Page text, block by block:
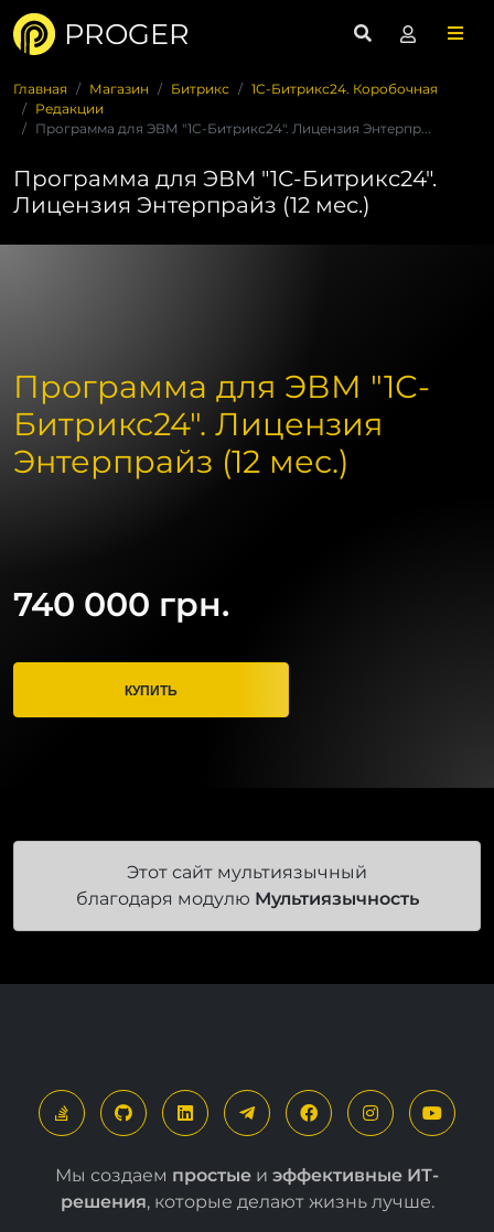
PROGER
Главная Магазин Битрикс
1C-Битрикс24. Коробочная
Редакции
Программа для ЭВМ "1С-Битрикс24". Лицензия Энтерпр...
Программа для ЭВМ "1С-Битрикс24".
Лицензия Энтерпрайз (12 мес.)
Программа для ЭВМ "1С-
Битрикс24". Лицензия
Энтерпрайз (12 мес.)
740 000 грн.
КУПИТЬ
Этот сайт мультиязычный
благодаря модулю Мультиязычность
Мы создаем простые и эффективные ИТ-
решения, которые делают жизнь лучше.